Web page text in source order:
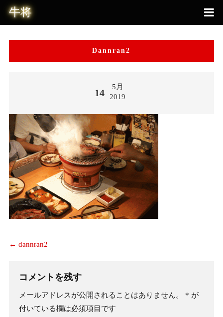
Dannran2
14
5月
2019
← dannran2
コメントを残す
メールアドレスが公開されることはありません。 * が
付いている欄は必須項目です